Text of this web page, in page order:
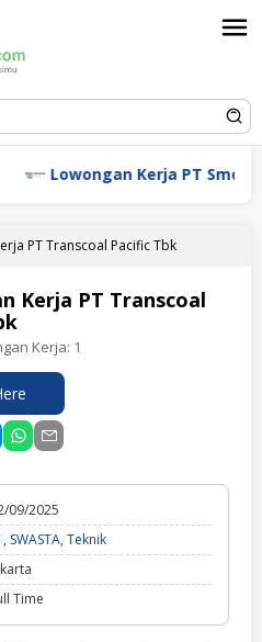
Lowongan Kerja PT Smoore
PT Transcoal Pacific Tbk
Kerja PT Transcoal
Kerja: 1
09/2025
, SWASTA, TeknikS1,
SWASTA,
Time